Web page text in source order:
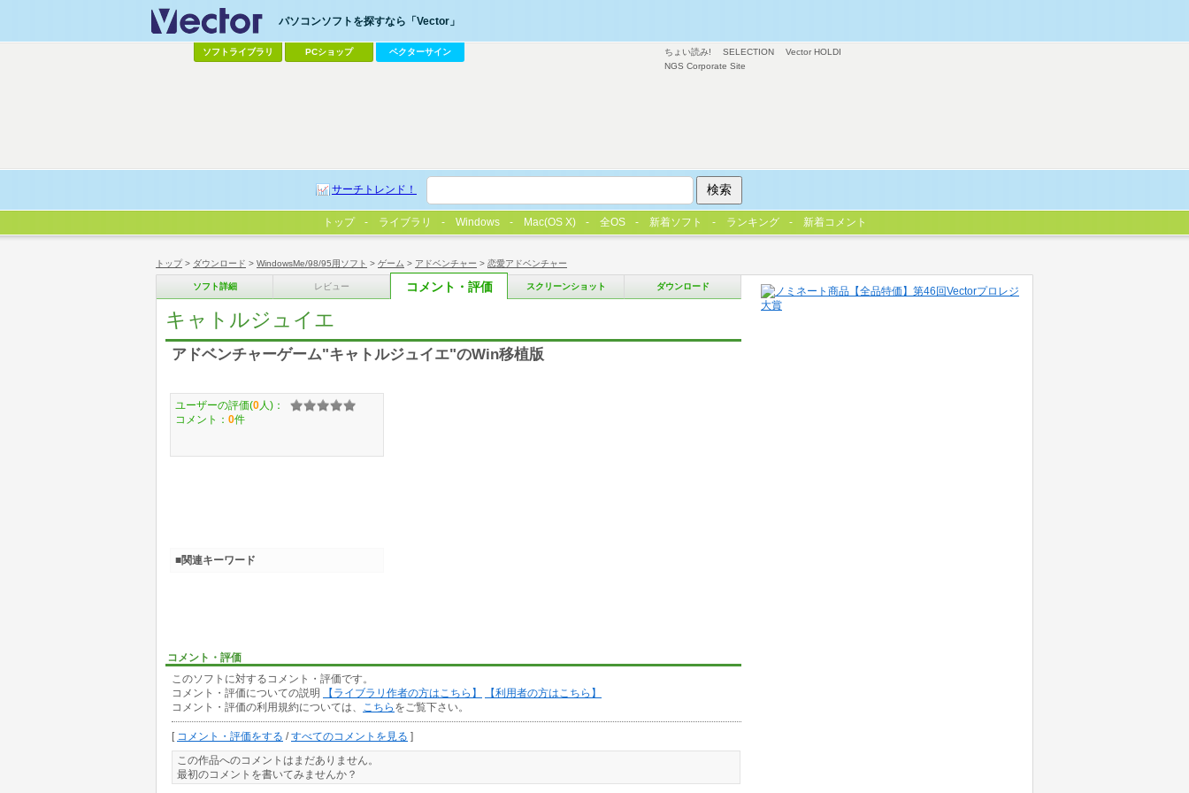
トップ> ダウンロード > WindowsMe/98/95用ソフト > ゲーム > アドベンチャー > 恋愛アドベンチャー
ソフト詳細 レビュー コメント・評価 スクリーンショット ダウンロード
キャトルジュイエ
アドベンチャーゲーム"キャトルジュイエ"のWin移植版
コメント・評価
このソフトに対するコメント・評価です。
コメント・評価についての説明
【ライブラリ作者の方はこちら】
【利用者の方はこちら】
コメント・評価の利用規約については、
こちら をご覧下さい。
[ コメント・評価をする /すべてのコメントを見る ]
この作品へのコメントはまだありません。
最初のコメントを書いてみませんか？
ユーザーの評価(0 人)：
コメント： 0件
■関連キーワード
ちょい読み! SELECTION
Vector HOLDI
NGS Corporate Site
パソコンソフトを探すなら「Vector」
ソフトライブラリ PCショップ ベクターサイン
サーチトレンド！
トップ ライブラリ Windows Mac(OS X) 全OS 新着ソフト ランキング 新着コメント